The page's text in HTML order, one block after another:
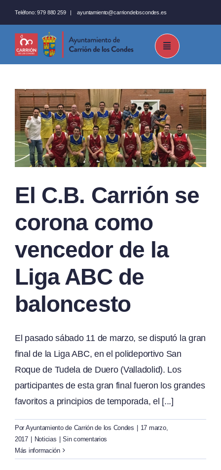
al
contenido
Teléfono: 979 880 259 |ayuntamiento@carriondeloscondes.es
El C.B. Carrión se
corona como
vencedor de la
Liga ABC de
baloncesto
El pasado sábado 11 de marzo, se disputó la gran
final de la Liga ABC, en el polideportivo San
Roque de Tudela de Duero (Valladolid). Los
participantes de esta gran final fueron los grandes
favoritos a principios de temporada, el [...]
Por Ayuntamiento de Carrión de los Condes
17 marzo,
2017
Noticias
Sin comentarios
Más información